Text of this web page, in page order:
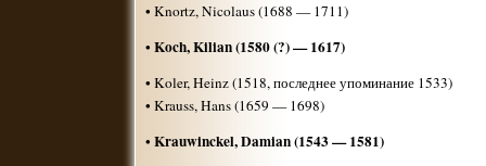
• Knortz, Nicolaus (1688 — 1711)
• Koch, Kilian (1580 (?) — 1617)
• Koler, Heinz (1518, последнее упоминание 1533)
• Krauss, Hans (1659 — 1698)
• Krauwinckel, Damian (1543 — 1581)